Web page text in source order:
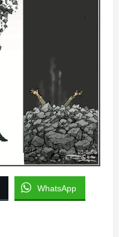
WhatsApp